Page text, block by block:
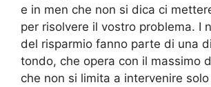
e in men che non si dica ci
per risolvere il vostro problema. I
del risparmio fanno parte di una
tondo, che opera con il massimo
che non si limita a intervenire